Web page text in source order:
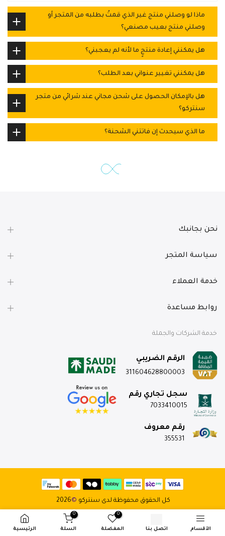
ماذا لو وصلني منتج غير الذي قمتُ بطلبه من المتجر أو
وصلني منتج بعيب مصنعي؟
هل يمكنني إعادة منتجٍ ما لأنه لم يعجبني؟
هل يمكنني تغيير عنواني بعد الطلب؟
هل بالإمكان الحصول على شحن مجاني عند شرائي من متجر
سنتركو؟
ما الذي سيحدث إن فاتتني الشحنة؟
نحن بجانبك
سياسة المتجر
خدمة العملاء
روابط مساعدة
خدمة الشركات والجملة
الرقم الضريبي
311604628800003
سجل تجاري رقم
7033410015
رقم معروف
355531
كل الحقوق محفوظة لدى سنتركو ©
2026
الأقسام اتصل بنا
0
المفضلة
0
السلة الرئيسية